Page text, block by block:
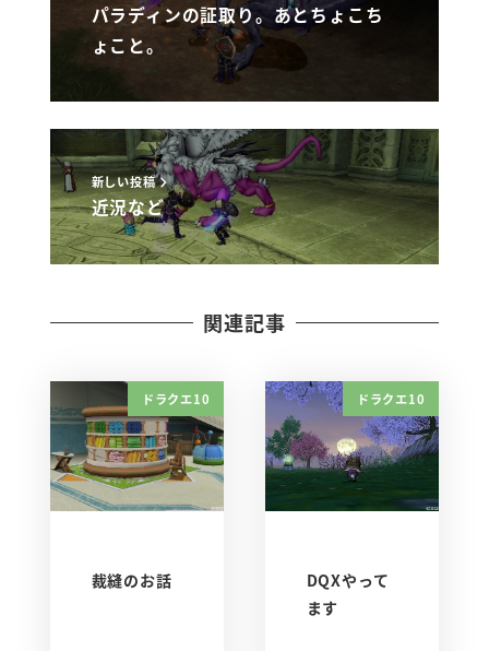
パラディンの証取り。あとちょこち
ょこと。
新しい投稿
近況など
関連記事
ドラクエ10
裁縫のお話
ドラクエ10
DQXやって
ます